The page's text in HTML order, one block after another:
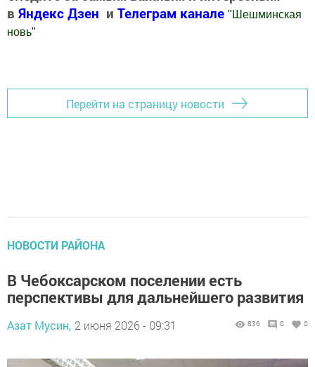
в Яндекс Дзен и Телеграм канале " Шешминская
новь"
Перейти на страницу новости
НОВОСТИ РАЙОНА
В Чебоксарском поселении есть
перспективы для дальнейшего развития
Азат Мусин, 2 июня 2026 - 09:31 836 0 0